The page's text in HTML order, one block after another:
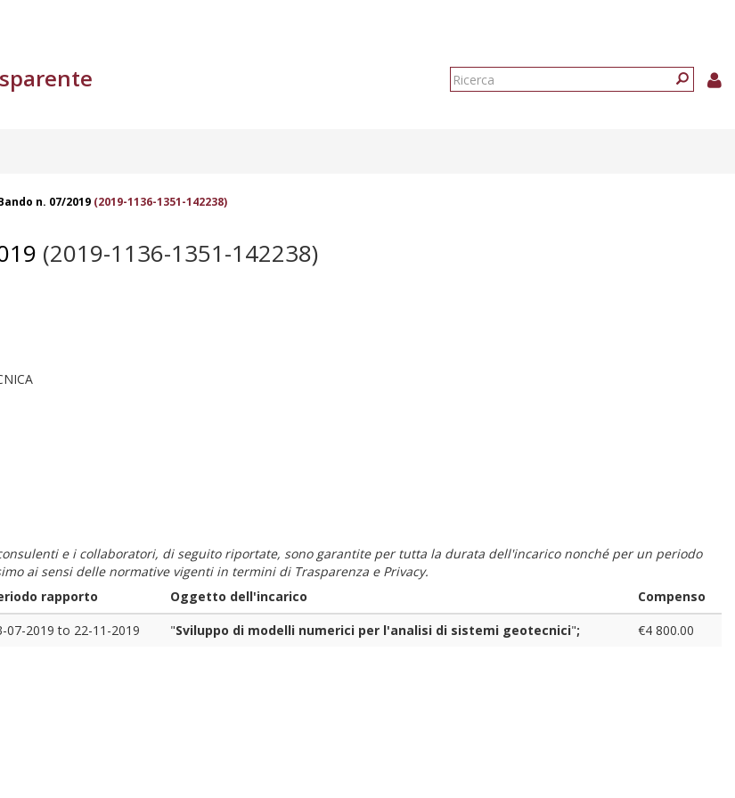
Form
n. 07/2019 (2019-1136-1351-142238)
(2019-1136-1351-142238)
e i collaboratori, di seguito riportate, sono garantite per tutta la durata dell'incarico nonché per un periodo
ai sensi delle normative vigenti in termini di Trasparenza e Privacy.
rapporto Oggetto dell'incarico
Compenso
07-2019 to 22-11-2019 "Sviluppo di modelli numerici per l'analisi di sistemi geotecnici"; €4 800.00